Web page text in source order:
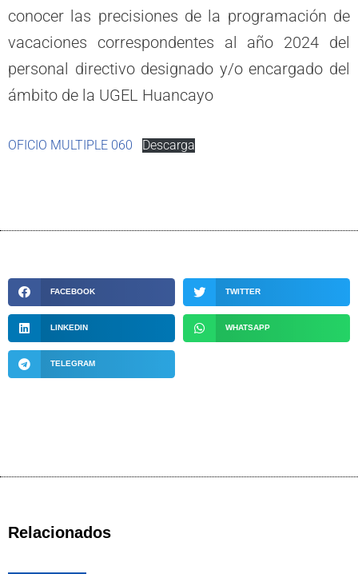
conocer las precisiones de la programación de
vacaciones correspondentes al año 2024 del
personal directivo designado y/o encargado del
ámbito de la UGEL Huancayo
OFICIO MULTIPLE 060 Descarga
FACEBOOK TWITTER
LINKEDIN WHATSAPP
TELEGRAM
Relacionados